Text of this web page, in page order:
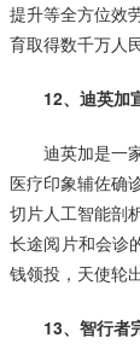
提升等全方位效
育取得数千万人
12、迪英加
迪英加是一
医疗印象辅佐确
切片人工智能剖
长途阅片和会诊
钱领投，天使轮
13、智行者